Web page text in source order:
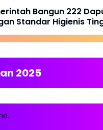
Bangun 222
Standar Higienis
2025